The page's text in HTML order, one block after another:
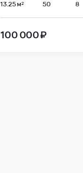
13.25 м² 50 8
100 000 ₽